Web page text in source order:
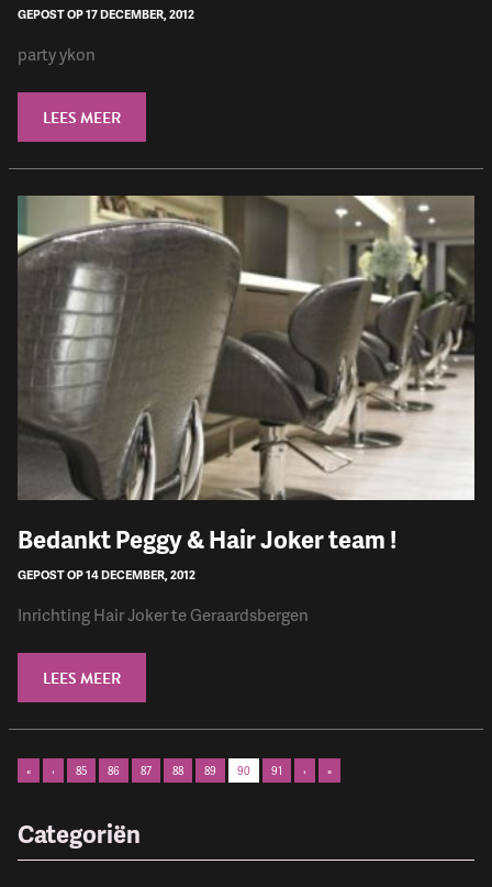
GEPOST OP 17 DECEMBER, 2012
party ykon
LEES MEER
Bedankt Peggy & Hair Joker team !
GEPOST OP 14 DECEMBER, 2012
Inrichting Hair Joker te Geraardsbergen
LEES MEER
« ‹ 85 86 87 88 89 90 91 › »
Categoriën